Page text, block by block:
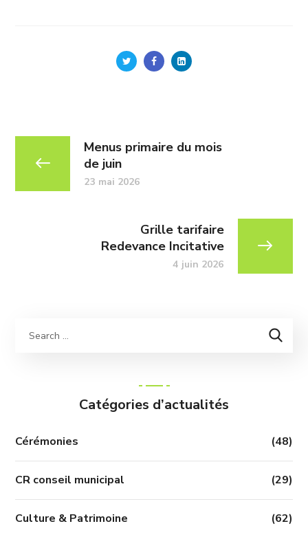
Menus primaire du mois
de juin
23 mai 2026
Grille tarifaire
Redevance Incitative
4 juin 2026
Catégories d’actualités
Cérémonies (48)
CR conseil municipal (29)
Culture & Patrimoine (62)